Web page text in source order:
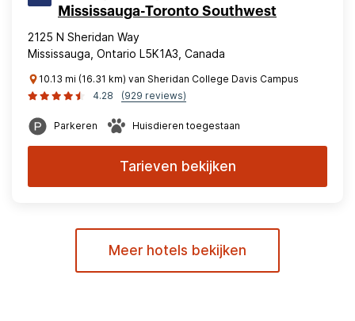
Mississauga-Toronto Southwest
2125 N Sheridan Way
Mississauga, Ontario L5K1A3, Canada
10.13 mi (16.31 km) van Sheridan College Davis Campus
4.28
(929 reviews)
Parkeren Huisdieren toegestaan
Tarieven bekijken
Meer hotels bekijken